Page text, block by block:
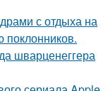
с отдыха на
шварценеггера